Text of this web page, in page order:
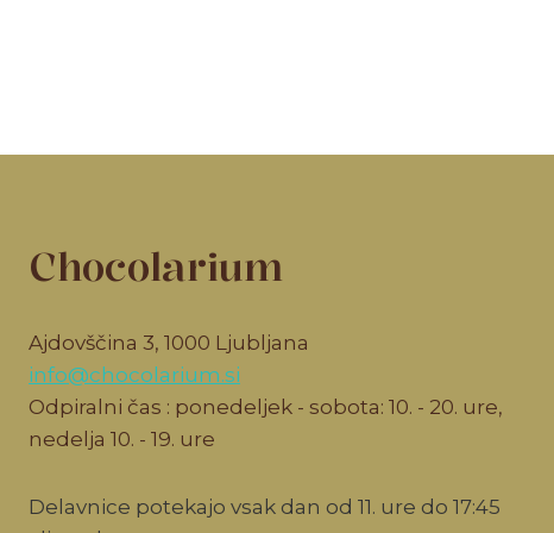
Chocolarium
Ajdovščina 3, 1000 Ljubljana
info@chocolarium.si
Odpiralni čas : ponedeljek - sobota: 10. - 20. ure,
nedelja 10. - 19. ure
Delavnice potekajo vsak dan od 11. ure do 17:45